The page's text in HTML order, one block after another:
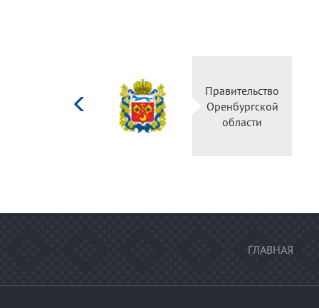
культуры
Российской
Правительство
Оренбургской
области
ГЛАВНАЯ